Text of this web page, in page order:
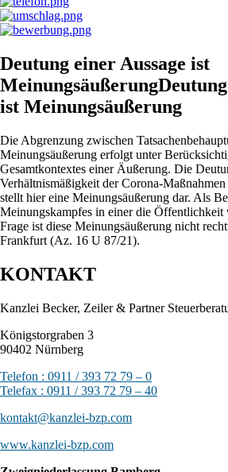
Deutung einer Aussage ist
ist Meinungsäußerung
Die Abgrenzung zwischen
Meinungsäußerung erfolgt unter
Gesamtkontextes einer Äußerung. Die
Verhältnismäßigkeit der Corona-
stellt hier eine Meinungsäußerung dar. Als
Meinungskampfes in einer die Öffentlichkeit
Frage ist diese Meinungsäußerung nicht
Frankfurt (Az. 16 U 87/21).
KONTAKT
Kanzlei Becker, Zeiler & Partner
Königstorgraben 3
90402 Nürnberg
Telefon : 0911 / 393 72 79 – 0
Telefax : 0911 / 393 72 79 – 40
kontakt@kanzlei-bzp.com
www.kanzlei-bzp.com